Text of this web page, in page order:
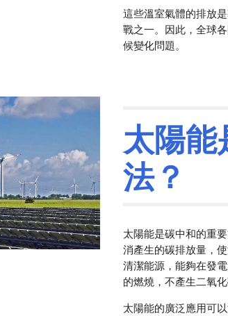
這些溫室氣體的排放
戰之一。因此，全球
候變化問題。
太陽能
法？
太陽能是碳中和的重
消產生的碳排放量，
清潔能源，能夠在發
的燃燒，不產生二氧化
太陽能的廣泛應用可